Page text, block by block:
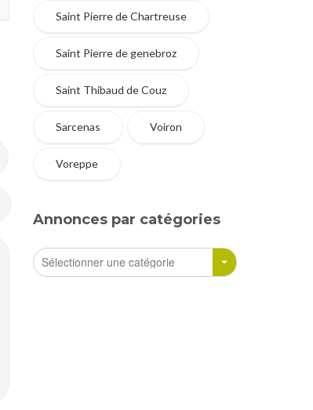
Saint Pierre de Chartreuse
Saint Pierre de genebroz
Saint Thibaud de Couz
Sarcenas Voiron
Voreppe
Annonces par catégories